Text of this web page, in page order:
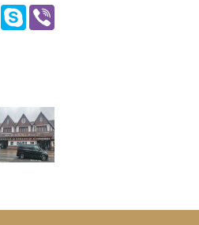
Message
Skype